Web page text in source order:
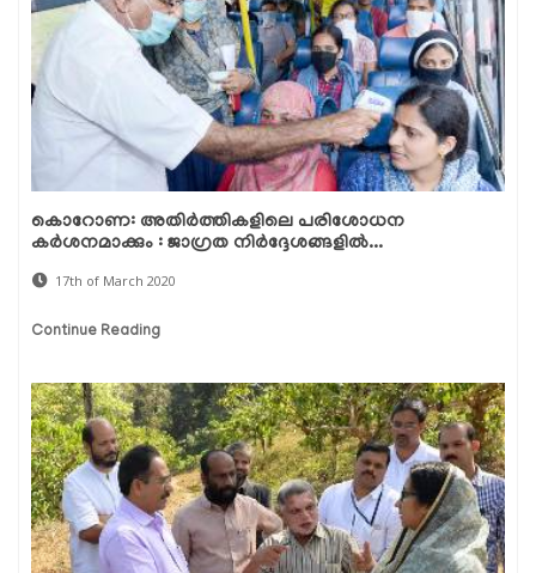
കൊറോണ: അതിര്‍ത്തികളിലെ പരിശോധന
കര്‍ശനമാക്കും : ജാഗ്രത നിര്‍ദ്ദേശങ്ങളില്‍...
17th of March 2020
Continue Reading